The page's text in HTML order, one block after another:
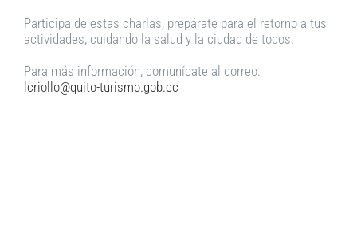
Participa de estas charlas, prepárate para el retorno a tus
actividades, cuidando la salud y la ciudad de todos.
Para más información, comunícate al correo:
lcriollo@quito-turismo.gob.ec